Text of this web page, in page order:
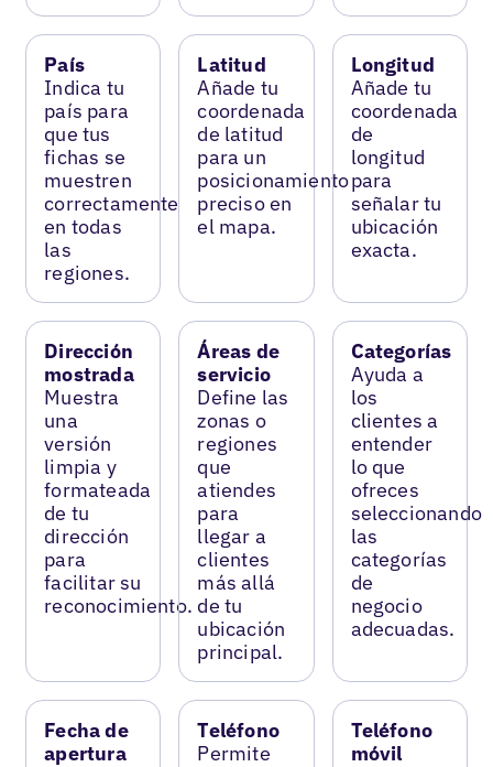
País
Indica tu
país para
que tus
fichas se
muestren
correctamente
en todas
las
regiones.
Latitud
Añade tu
coordenada
de latitud
para un
posicionamiento
preciso en
el mapa.
Longitud
Añade tu
coordenada
de
longitud
para
señalar tu
ubicación
exacta.
Dirección
mostrada
Muestra
una
versión
limpia y
formateada
de tu
dirección
para
facilitar su
reconocimiento.
Áreas de
servicio
Define las
zonas o
regiones
que
atiendes
para
llegar a
clientes
más allá
de tu
ubicación
principal.
Categorías
Ayuda a
los
clientes a
entender
lo que
ofreces
seleccionando
las
categorías
de
negocio
adecuadas.
Fecha de
apertura
Teléfono
Permite
Teléfono
móvil